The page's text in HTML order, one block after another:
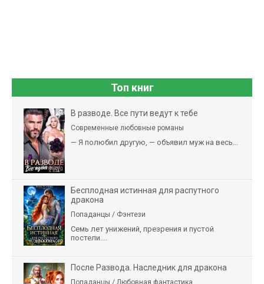
Топ книг
В разводе. Все пути ведут к тебе
Современные любовные романы
— Я полюбил другую, — объявил муж на весь...
Бесплодная истинная для распутного
дракона
Попаданцы / Фэнтези
Семь лет унижений, презрения и пустой
постели....
После Развода. Наследник для дракона
Попаданцы / Любовная фантастика